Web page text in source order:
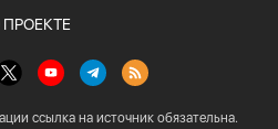
ПРОЕКТЕ
ссылка на источник обязательна.